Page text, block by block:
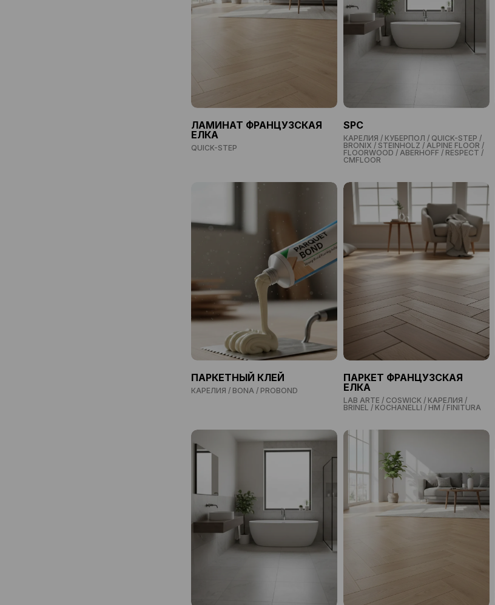
ЛАМИНАТ ФРАНЦУЗСКАЯ
ЕЛКА
QUICK-STEP
SPC
КАРЕЛИЯ / КУБЕРПОЛ / QUICK-STEP /
BRONIX / STEINHOLZ / ALPINE FLOOR /
FLOORWOOD / ABERHOFF / RESPECT /
CMFLOOR
ПАРКЕТНЫЙ КЛЕЙ
КАРЕЛИЯ / BONA / PROBOND
ПАРКЕТ ФРАНЦУЗСКАЯ
ЕЛКА
LAB ARTE / COSWICK / КАРЕЛИЯ /
BRINEL / KOCHANELLI / HM / FINITURA